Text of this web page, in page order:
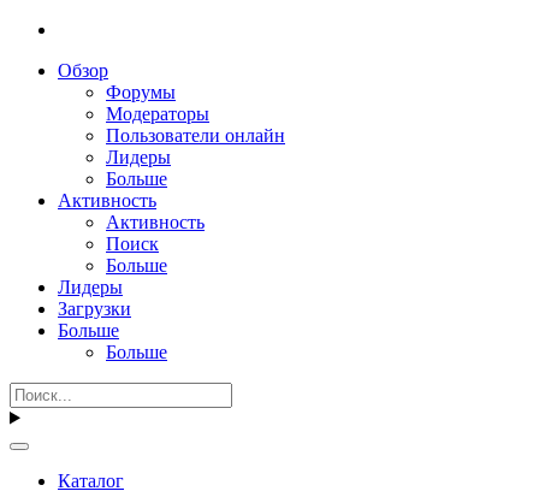
Обзор
Форумы
Модераторы
Пользователи онлайн
Лидеры
Больше
Активность
Активность
Поиск
Больше
Лидеры
Загрузки
Больше
Больше
Каталог